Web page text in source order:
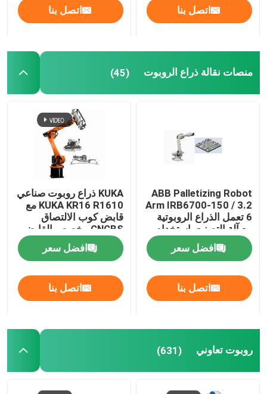
اتصل بنا اتصل بنا
منصات نقالة ذراع الروبوت (45)
ABB Palletizing Robot
Arm IRB6700-150 / 3.2
6 تعمل الذراع الروبوتية
مع آلة التصنيع باستخدام
الحاسب الآلي
افضل سعر
اتصل بنا
KUKA ذراع روبوت صناعي
KUKA KR16 R1610 مع
قابض كوب الالتصاق
CNGBS مخصص القابض
من أجل منصات نقالة
افضل سعر
اتصل بنا
روبوت تعاوني (631)